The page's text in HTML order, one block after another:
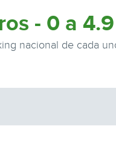
- 0 a 4.9
nacional de cada